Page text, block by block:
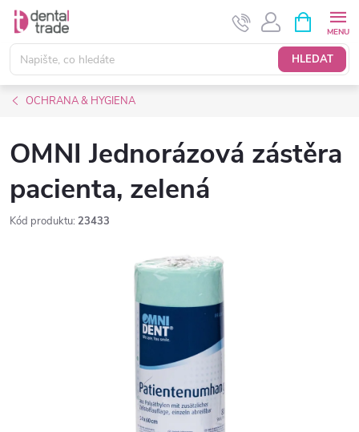
Přejít
obsah
HLEDAT
NÁKUPNÍ
KOŠÍK
OCHRANA & HYGIENA
OMNI Jednorázová zástěra
pacienta, zelená
Kód produktu: 23433